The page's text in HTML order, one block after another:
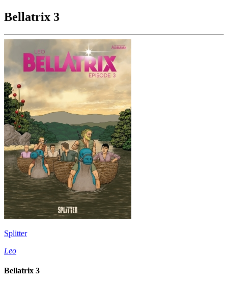
Bellatrix 3
Splitter
Leo
Bellatrix 3